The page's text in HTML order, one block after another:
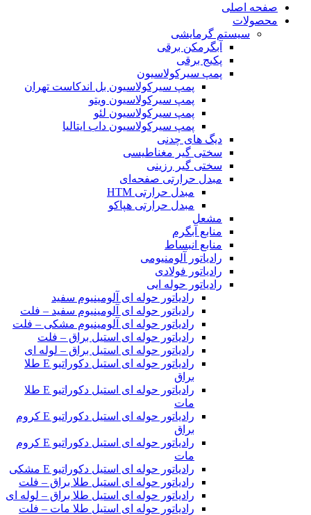
صفحه اصلی
محصولات
سیستم گرمایشی
آبگرمکن برقی
پکیج برقی
پمپ سیرکولاسیون
پمپ سیرکولاسیون بل اندکاست تهران
پمپ سیرکولاسیون ویتو
پمپ سیرکولاسیون لئو
پمپ سیرکولاسیون داب ایتالیا
دیگ های چدنی
سختی گیر مغناطیسی
سختی گیر رزینی
مبدل حرارتی صفحه‌ای
مبدل حرارتی HTM‎
مبدل حرارتی هپاکو
مشعل
منابع آبگرم
منابع انبساط
رادیاتور آلومنیومی
رادیاتور فولادی
رادیاتور حوله ایی
رادیاتور حوله ای آلومینیوم سفید
رادیاتور حوله ای آلومینیوم سفید – فلت
رادیاتور حوله ای آلومینیوم مشکی – فلت
رادیاتور حوله ای استیل براق – فلت
رادیاتور حوله ای استیل براق – لوله ای
رادیاتور حوله ای استیل دکوراتیو E طلا
براق
رادیاتور حوله ای استیل دکوراتیو E طلا
مات
رادیاتور حوله ای استیل دکوراتیو E کروم
براق
رادیاتور حوله ای استیل دکوراتیو E کروم
مات
رادیاتور حوله ای استیل دکوراتیو E مشکی
رادیاتور حوله ای استیل طلا براق – فلت
رادیاتور حوله ای استیل طلا براق – لوله ای
رادیاتور حوله ای استیل طلا مات – فلت